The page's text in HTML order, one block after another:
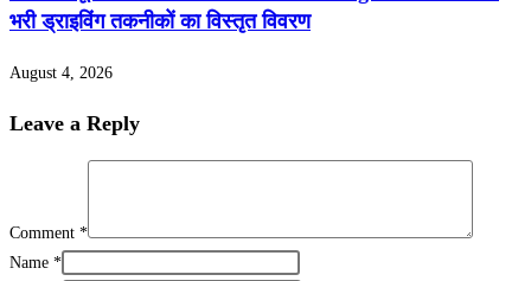
भरी ड्राइविंग तकनीकों का विस्तृत विवरण
August 4, 2026
Leave a Reply
Comment *
Name *